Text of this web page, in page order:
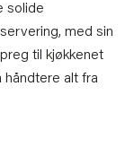
solide
med sin
til kjøkkenet
alt fra